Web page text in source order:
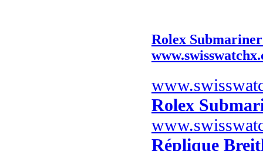
Rolex
Rolex
Réplique